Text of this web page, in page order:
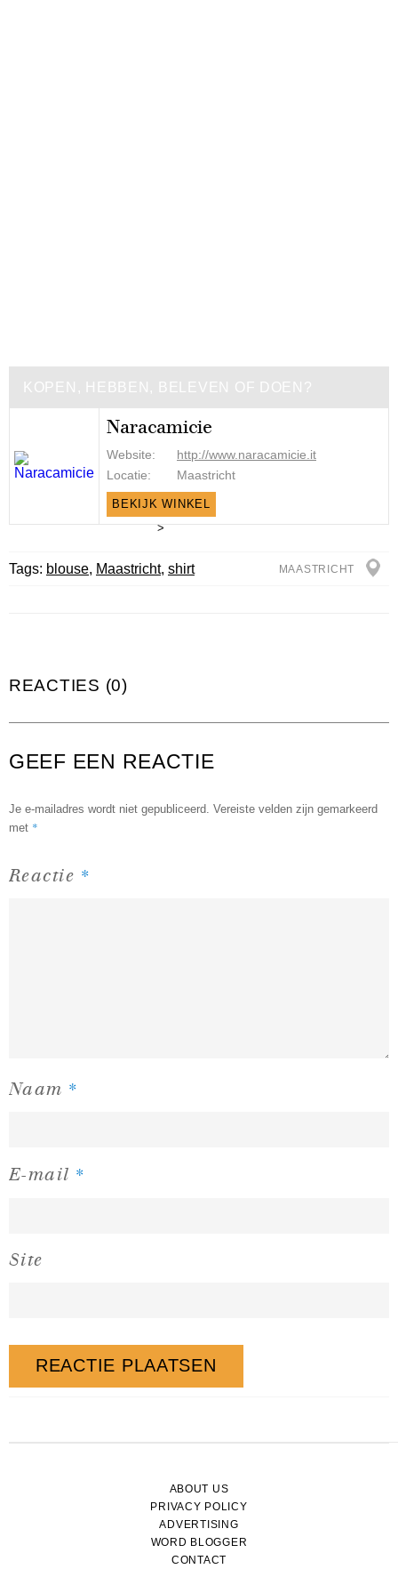
KOPEN, HEBBEN, BELEVEN OF DOEN?
Naracamicie
Website:
http://www.naracamicie.it
Locatie:
Maastricht
BEKIJK WINKEL
>
Tags: blouse, Maastricht, shirt MAASTRICHT
REACTIES (0)
GEEF EEN REACTIE
Je e-mailadres wordt niet gepubliceerd. Vereiste velden zijn gemarkeerd
met *
Reactie *
Naam *
E-mail *
Site
ABOUT US
PRIVACY POLICY
ADVERTISING
WORD BLOGGER
CONTACT